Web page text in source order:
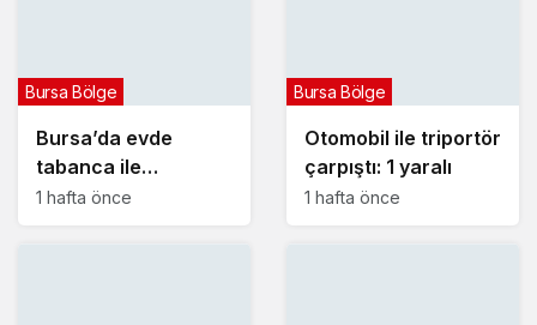
Bursa’da evde
tabanca ile
vurulmuş halde ölü
Bursa Bölge
1 hafta önce
Otomobil ile triportör
çarpıştı: 1 yaralı
Bursa Bölge
1 hafta önce